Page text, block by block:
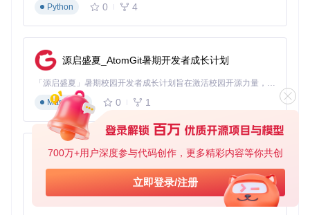
700万+用户深度参与代码创作，更多精彩内容等你共创
立即登录/注册
对于大规模图数据，PyG提供了高效的采样机制。
oader可以帮助我们在训练过程中对邻居节点进行采样，从而
降低计算复杂度：
from torch_geometric.loader import NeighborLoader
# 创建邻居采样加载器
loader = NeighborLoader(
    data,
    num_neighbors=[
    batch_size=
32, # 批次大小
    input_nodes=data.train_mask,
# 训练节点
Python
0 4
源启盛夏_AtomGit暑期开发者成长计划
「源启盛夏」暑期校园开发者成长计划旨在激活校园开源力量，通过积分激励、认证扶持、资源倾斜等形式，引导高校组织和开发者完成「入驻 — 建项目 — 做贡献 — 获认证 — 得资源」的完整闭环。无论你是想带领社团入驻平台的组织者，还是希望用代码贡献证明自己的开发者，都能在这里找到属于你的成长路径。
Markdown
0 1
py-xiaozhi
基于Python的Xiaozhi AI，适用于想要完整Xiaozhi体验而无需拥有专用硬件的用户。
Python
0 1